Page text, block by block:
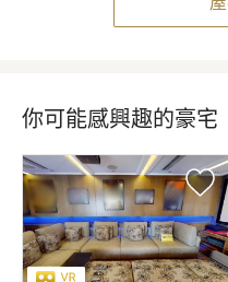
你可能感興趣的豪宅